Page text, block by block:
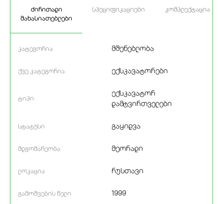
ძირითადი
მახასიათებლები
სპეციფიკაციები კომპლექტაცია
კატეგორია მშენებლობა
ქვე კატეგორია ექსკავატორები
ტიპი
ექსკავატორ
დამტვირთველები
სტატუსი გაყიდვა
მდგომარეობა მეორადი
ლოკაცია რუსთავი
გამოშვების წელი 1999